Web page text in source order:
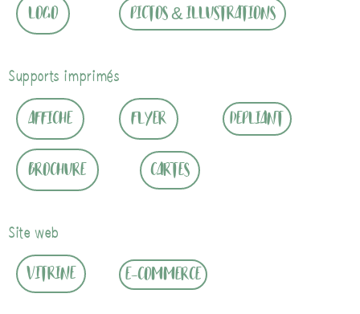
logo pictos & illustrations
Supports imprimés
affiche flyer depliant
brochure cartes
Site web
vitrine e-commerce